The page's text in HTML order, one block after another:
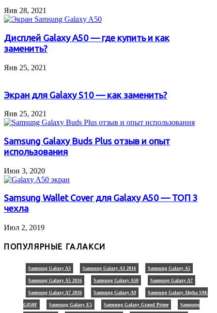
Янв 28, 2021
Дисплей Galaxy A50 — где купить и как
заменить?
Янв 25, 2021
Экран для Galaxy S10 — как заменить?
Янв 25, 2021
Samsung Galaxy Buds Plus отзыв и опыт
использования
Июн 3, 2020
Samsung Wallet Cover для Galaxy A50 — ТОП 3
чехла
Июл 2, 2019
ПОПУЛЯРНЫЕ ГАЛАКСИ
Samsung Galaxy A3 Samsung Galaxy A3 2016 Samsung Galaxy A5
Samsung Galaxy A5 2016 Samsung Galaxy A50 Samsung Galaxy A7
Samsung Galaxy A7 2016 Samsung Galaxy A9 Samsung Galaxy Alpha SM-
G850F Samsung Galaxy E5 Samsung Galaxy Grand Prime Samsung